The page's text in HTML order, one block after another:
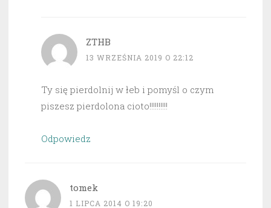
ZTHB
13 WRZEŚNIA 2019 O 22:12
Ty się pierdolnij w łeb i pomyśl o czym
piszesz pierdolona cioto!!!!!!!!!!
Odpowiedz
tomek
1 LIPCA 2014 O 19:20